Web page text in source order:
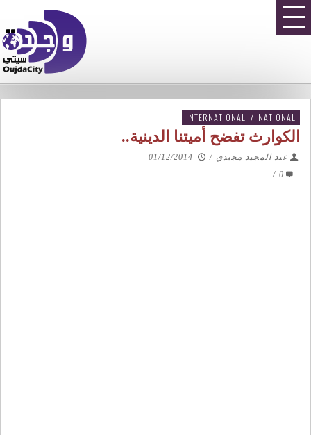
INTERNATIONAL / NATIONAL
الكوارث تفضح أميتنا الدينية..
عبد المجيد مجيدي /
01/12/2014
0
/